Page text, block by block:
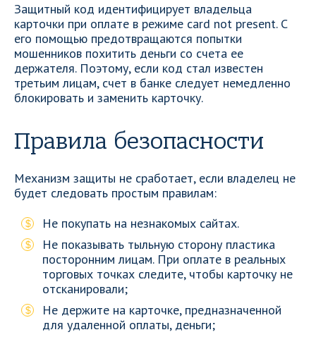
Защитный код идентифицирует владельца
карточки при оплате в режиме card not present. С
его помощью предотвращаются попытки
мошенников похитить деньги со счета ее
держателя. Поэтому, если код стал известен
третьим лицам, счет в банке следует немедленно
блокировать и заменить карточку.
Правила безопасности
Механизм защиты не сработает, если владелец не
будет следовать простым правилам:
Не покупать на незнакомых сайтах.
Не показывать тыльную сторону пластика
посторонним лицам. При оплате в реальных
торговых точках следите, чтобы карточку не
отсканировали;
Не держите на карточке, предназначенной
для удаленной оплаты, деньги;